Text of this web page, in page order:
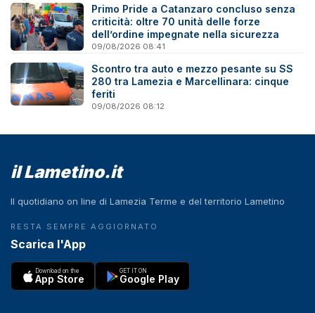
Primo Pride a Catanzaro concluso senza
criticità: oltre 70 unità delle forze
dell’ordine impegnate nella sicurezza
09/08/2026 08:41
Scontro tra auto e mezzo pesante su SS
280 tra Lamezia e Marcellinara: cinque
feriti
09/08/2026 08:12
il Lametino.it
Il quotidiano on line di Lamezia Terme e del territorio Lametino
RESTA SEMPRE AGGIORNATO
Scarica l'App
Download on the
App Store
GET IT ON
Google Play